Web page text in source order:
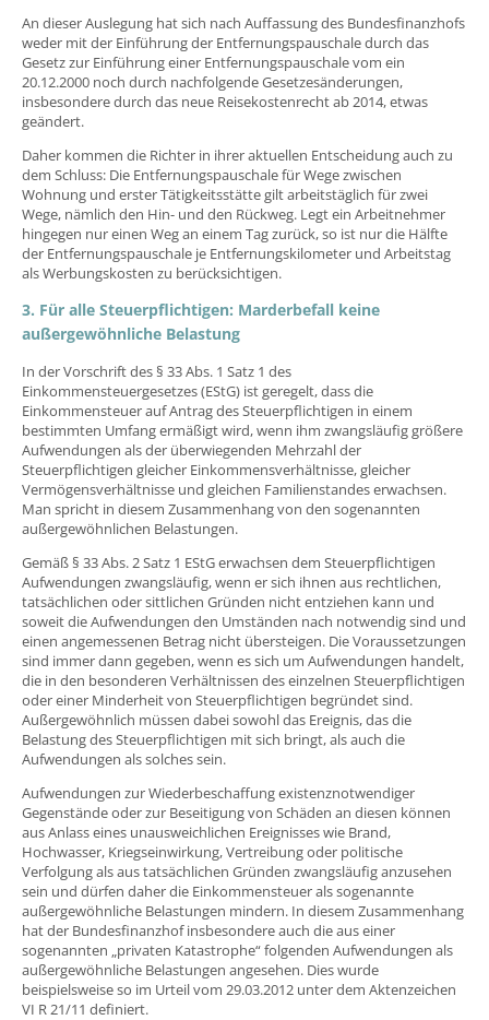
An dieser Auslegung hat sich nach Auffassung des Bundesfinanzhofs
weder mit der Einführung der Entfernungspauschale durch das
Gesetz zur Einführung einer Entfernungspauschale vom ein
20.12.2000 noch durch nachfolgende Gesetzesänderungen,
insbesondere durch das neue Reisekostenrecht ab 2014, etwas
geändert.
Daher kommen die Richter in ihrer aktuellen Entscheidung auch zu
dem Schluss: Die Entfernungspauschale für Wege zwischen
Wohnung und erster Tätigkeitsstätte gilt arbeitstäglich für zwei
Wege, nämlich den Hin- und den Rückweg. Legt ein Arbeitnehmer
hingegen nur einen Weg an einem Tag zurück, so ist nur die Hälfte
der Entfernungspauschale je Entfernungskilometer und Arbeitstag
als Werbungskosten zu berücksichtigen.
3. Für alle Steuerpflichtigen: Marderbefall keine
außergewöhnliche Belastung
In der Vorschrift des § 33 Abs. 1 Satz 1 des
Einkommensteuergesetzes (EStG) ist geregelt, dass die
Einkommensteuer auf Antrag des Steuerpflichtigen in einem
bestimmten Umfang ermäßigt wird, wenn ihm zwangsläufig größere
Aufwendungen als der überwiegenden Mehrzahl der
Steuerpflichtigen gleicher Einkommensverhältnisse, gleicher
Vermögensverhältnisse und gleichen Familienstandes erwachsen.
Man spricht in diesem Zusammenhang von den sogenannten
außergewöhnlichen Belastungen.
Gemäß § 33 Abs. 2 Satz 1 EStG erwachsen dem Steuerpflichtigen
Aufwendungen zwangsläufig, wenn er sich ihnen aus rechtlichen,
tatsächlichen oder sittlichen Gründen nicht entziehen kann und
soweit die Aufwendungen den Umständen nach notwendig sind und
einen angemessenen Betrag nicht übersteigen. Die Voraussetzungen
sind immer dann gegeben, wenn es sich um Aufwendungen handelt,
die in den besonderen Verhältnissen des einzelnen Steuerpflichtigen
oder einer Minderheit von Steuerpflichtigen begründet sind.
Außergewöhnlich müssen dabei sowohl das Ereignis, das die
Belastung des Steuerpflichtigen mit sich bringt, als auch die
Aufwendungen als solches sein.
Aufwendungen zur Wiederbeschaffung existenznotwendiger
Gegenstände oder zur Beseitigung von Schäden an diesen können
aus Anlass eines unausweichlichen Ereignisses wie Brand,
Hochwasser, Kriegseinwirkung, Vertreibung oder politische
Verfolgung als aus tatsächlichen Gründen zwangsläufig anzusehen
sein und dürfen daher die Einkommensteuer als sogenannte
außergewöhnliche Belastungen mindern. In diesem Zusammenhang
hat der Bundesfinanzhof insbesondere auch die aus einer
sogenannten „privaten Katastrophe“ folgenden Aufwendungen als
außergewöhnliche Belastungen angesehen. Dies wurde
beispielsweise so im Urteil vom 29.03.2012 unter dem Aktenzeichen
VI R 21/11 definiert.